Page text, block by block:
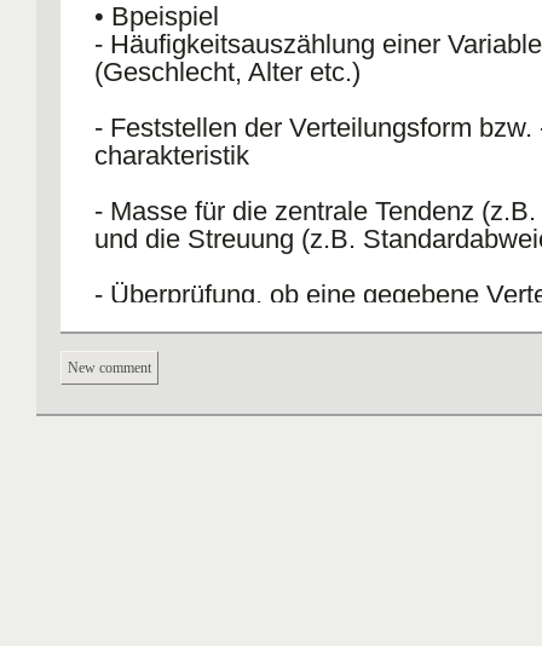
• Bpeispiel
- Häufigkeitsauszählung einer Variable
(Geschlecht, Alter etc.)
- Feststellen der Verteilungsform bzw.
charakteristik
- Masse für die zentrale Tendenz
und die Streuung (z.B.
- Überprüfung, ob eine gegebene
New comment